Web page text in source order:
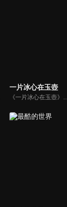
一片冰心在玉壺
《一片冰心在玉壺》陸劇線上看。勵志成為江湖第一俠盜的天才少女莫研（張慧雯），為了給蒙冤入獄的五師